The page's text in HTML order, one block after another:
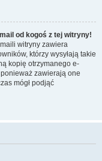
od kogoś z tej witryny!
witryny zawiera
którzy wysyłają takie
kopię otrzymanego e-
zawierają one
mógł podjąć